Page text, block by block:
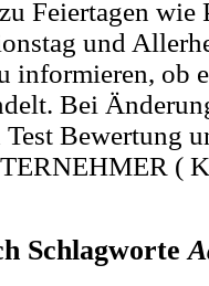
Feiertagen wie
und
informieren, ob
Bei
Bewertung
(
Schlagworte